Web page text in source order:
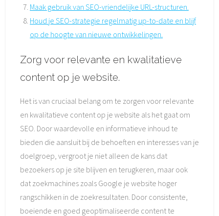
Maak gebruik van SEO-vriendelijke URL-structuren.
Houd je SEO-strategie regelmatig up-to-date en blijf
op de hoogte van nieuwe ontwikkelingen.
Zorg voor relevante en kwalitatieve
content op je website.
Het is van cruciaal belang om te zorgen voor relevante
en kwalitatieve content op je website als het gaat om
SEO. Door waardevolle en informatieve inhoud te
bieden die aansluit bij de behoeften en interesses van je
doelgroep, vergroot je niet alleen de kans dat
bezoekers op je site blijven en terugkeren, maar ook
dat zoekmachines zoals Google je website hoger
rangschikken in de zoekresultaten. Door consistente,
boeiende en goed geoptimaliseerde content te